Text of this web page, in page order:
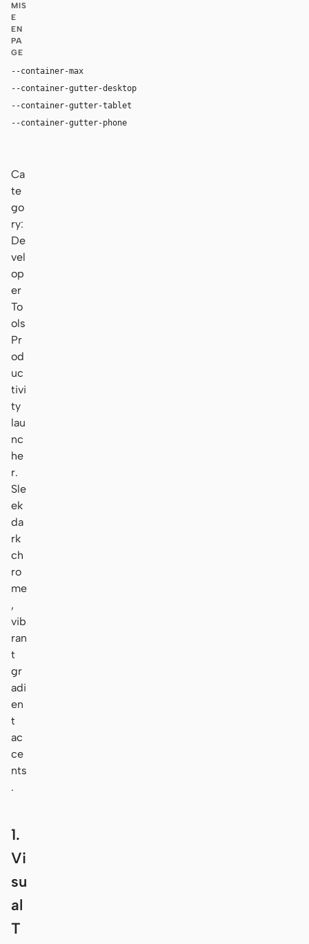
MIS
E
EN
PA
GE
--container-max
--container-gutter-desktop
--container-gutter-tablet
--container-gutter-phone
Ca
te
go
ry:
De
vel
op
er
To
ols
Pr
od
uc
tivi
ty
lau
nc
he
r.
Sle
ek
da
rk
ch
ro
me
,
vib
ran
t
gr
adi
en
t
ac
ce
nts
.
1.
Vi
su
al
T